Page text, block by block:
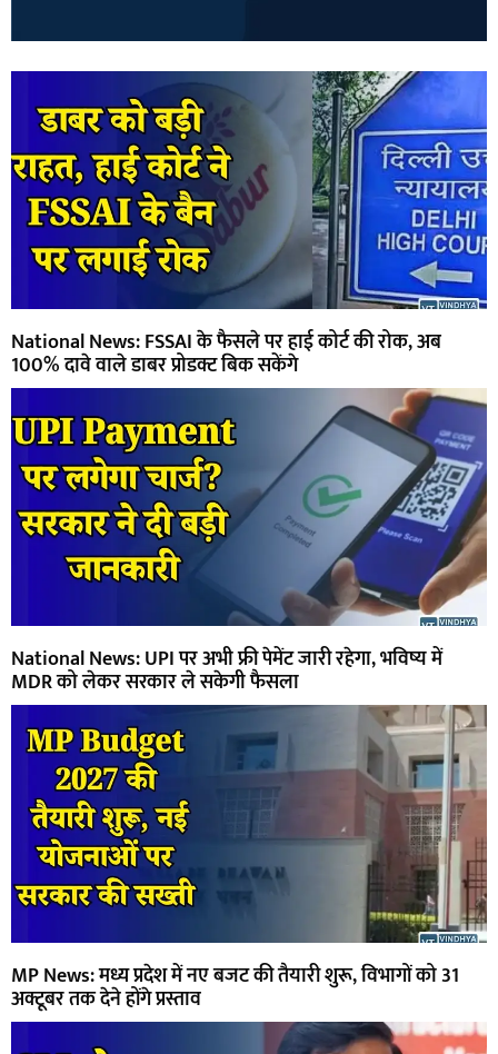
National News: FSSAI के फैसले पर हाई कोर्ट की रोक, अब
100% दावे वाले डाबर प्रोडक्ट बिक सकेंगे
National News: UPI पर अभी फ्री पेमेंट जारी रहेगा, भविष्य में
MDR को लेकर सरकार ले सकेगी फैसला
MP News: मध्य प्रदेश में नए बजट की तैयारी शुरू, विभागों को 31
अक्टूबर तक देने होंगे प्रस्ताव